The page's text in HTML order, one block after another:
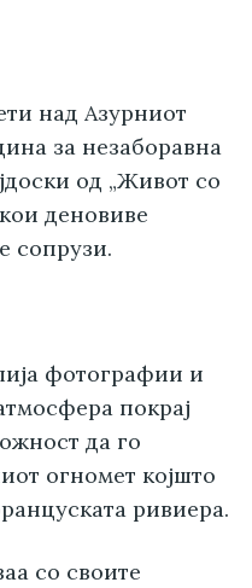
над Азурниот
за незаборавна
од „Живот со
деновиве
сопрузи.
фотографии и
покрај
да го
огномет којшто
ривиера.
со своите